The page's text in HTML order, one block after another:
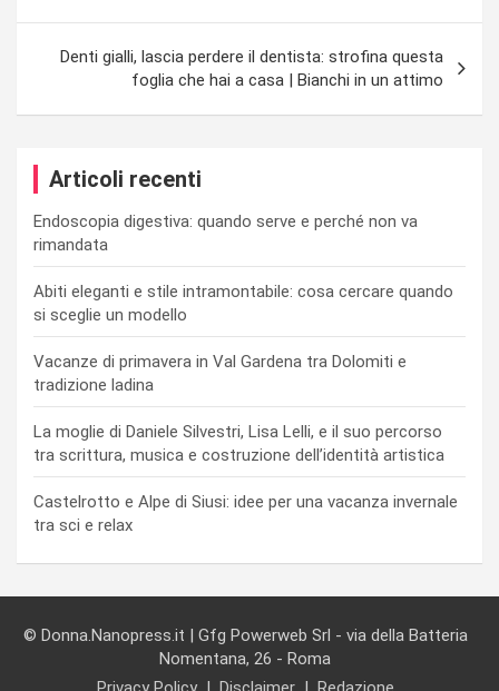
Denti gialli, lascia perdere il dentista: strofina questa
foglia che hai a casa | Bianchi in un attimo
Articoli recenti
Endoscopia digestiva: quando serve e perché non va
rimandata
Abiti eleganti e stile intramontabile: cosa cercare quando
si sceglie un modello
Vacanze di primavera in Val Gardena tra Dolomiti e
tradizione ladina
La moglie di Daniele Silvestri, Lisa Lelli, e il suo percorso
tra scrittura, musica e costruzione dell’identità artistica
Castelrotto e Alpe di Siusi: idee per una vacanza invernale
tra sci e relax
© Donna.Nanopress.it | Gfg Powerweb Srl - via della Batteria
Nomentana, 26 - Roma